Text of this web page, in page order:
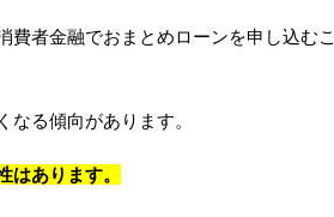
者金融でおまとめローンを申し込むこ
る傾向があります。
あります。